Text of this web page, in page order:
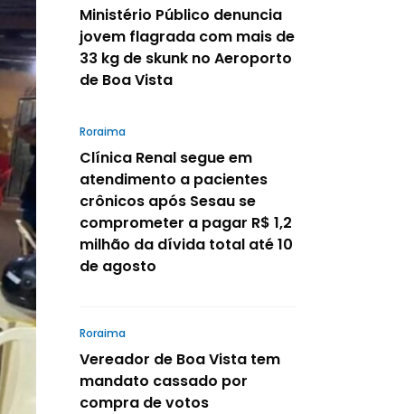
Ministério Público denuncia
jovem flagrada com mais de
33 kg de skunk no Aeroporto
de Boa Vista
Roraima
Clínica Renal segue em
atendimento a pacientes
crônicos após Sesau se
comprometer a pagar R$ 1,2
milhão da dívida total até 10
de agosto
Roraima
Vereador de Boa Vista tem
mandato cassado por
compra de votos